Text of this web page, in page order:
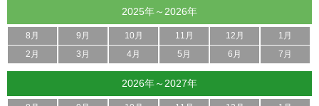
2025年～2026年
8月 9月 10月 11月 12月
1月
2月
3月 4月 5月 6月 7月
2026年～2027年